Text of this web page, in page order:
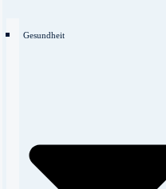
Gesundheit